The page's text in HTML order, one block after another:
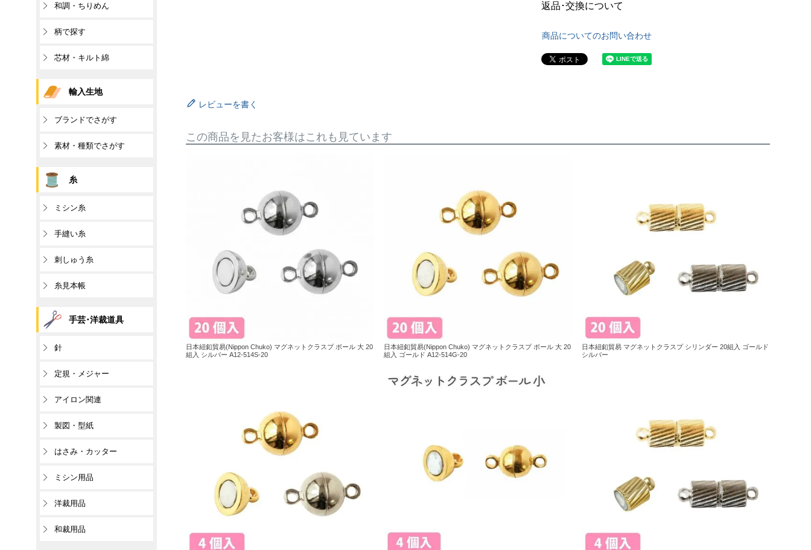
返品･交換について
商品についてのお問い合わせ
レビューを書く
この商品を見たお客様はこれも見ています
日本紐釦貿易(Nippon Chuko) マグネットクラスプ ボール 大 20
組入 シルバー A12-514S-20
日本紐釦貿易(Nippon Chuko) マグネットクラスプ ボール 大 20
組入 ゴールド A12-514G-20
日本紐釦貿易 マグネットクラスプ シリンダー 20組入 ゴールド
シルバー
和調・ちりめん
柄で探す
芯材・キルト綿
輸入生地
ブランドでさがす
素材・種類でさがす
糸
ミシン糸
手縫い糸
刺しゅう糸
糸見本帳
手芸･洋裁道具
針
定規・メジャー
アイロン関連
製図・型紙
はさみ・カッター
ミシン用品
洋裁用品
和裁用品